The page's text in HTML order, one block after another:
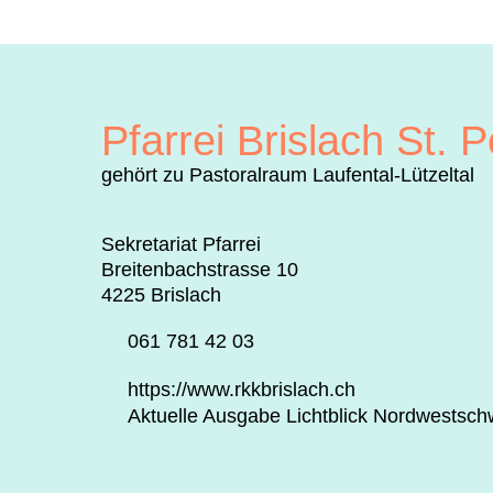
Pfarrei Brislach St.
gehört zu Pastoralraum Laufental-Lützeltal
Sekretariat Pfarrei
Breitenbachstrasse 10
4225 Brislach
061 781 42 03
https://www.rkkbrislach.ch
Aktuelle Ausgabe Lichtblick